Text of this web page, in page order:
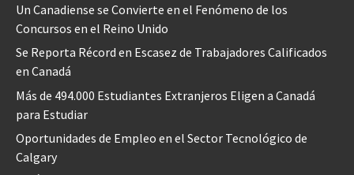
Un Canadiense se Convierte en el Fenómeno de los
Concursos en el Reino Unido
Se Reporta Récord en Escasez de Trabajadores Calificados
en Canadá
Más de 494.000 Estudiantes Extranjeros Eligen a Canadá
para Estudiar
Oportunidades de Empleo en el Sector Tecnológico de
Calgary